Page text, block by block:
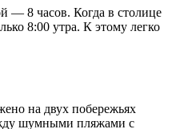
— 8 часов. Когда в столице
8:00 утра. К этому легко
на двух побережьях
шумными пляжами с